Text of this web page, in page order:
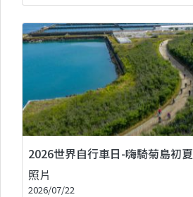
2026世界自行車日-嗨騎菊島初夏
照片
2026/07/22